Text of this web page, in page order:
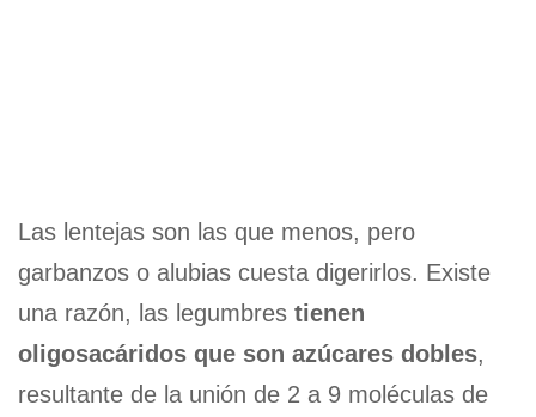
Las lentejas son las que menos, pero
garbanzos o alubias cuesta digerirlos. Existe
una razón, las legumbres tienen
oligosacáridos que son azúcares dobles,
resultante de la unión de 2 a 9 moléculas de